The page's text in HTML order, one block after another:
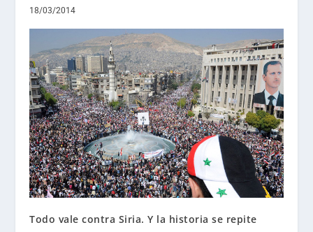
18/03/2014
Todo vale contra Siria. Y la historia se repite